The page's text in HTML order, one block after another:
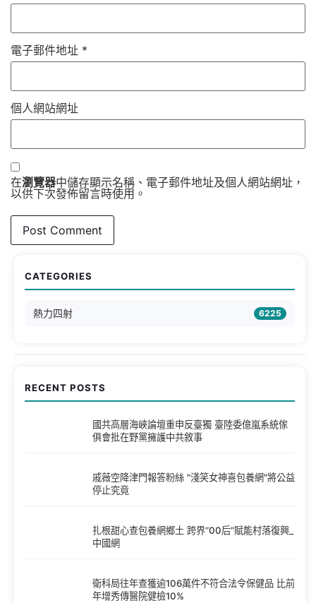
電子郵件地址 *
個人網站網址
在瀏覽器中儲存顯示名稱、電子郵件地址及個人網站網址，
以供下次發佈留言時使用。
CATEGORIES
熱力四射 6225
RECENT POSTS
國共高層海峽論壇重申反臺獨 臺陸委億嵐系統傢
俱會批在野黨擁護中共敘事
戚薇空降津門報答粉絲 "淺笑女神喜包養網"將公益
停止究竟
扎根甜心查包養網鄉土 跨界“00后”賦能村落復興_
中國網
衛科局往年查獲逾106萬件不符合法令保健品 比前
年增秀傳醫院健檢10%